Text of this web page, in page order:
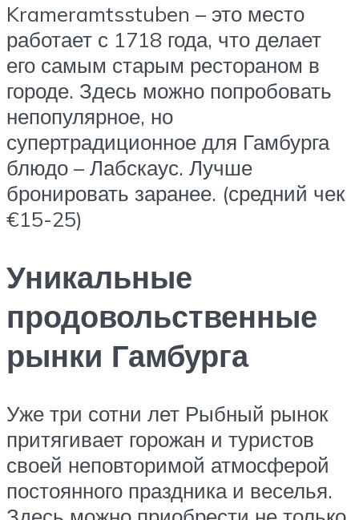
Krameramtsstuben – это место
работает с 1718 года, что делает
его самым старым рестораном в
городе. Здесь можно попробовать
непопулярное, но
супертрадиционное для Гамбурга
блюдо – Лабскаус. Лучше
бронировать заранее. (средний чек
€15-25)
Уникальные
продовольственные
рынки Гамбурга
Уже три сотни лет Рыбный рынок
притягивает горожан и туристов
своей неповторимой атмосферой
постоянного праздника и веселья.